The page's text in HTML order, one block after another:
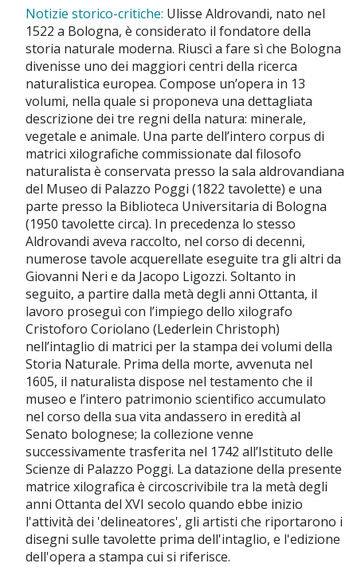
Notizie storico-critiche: Ulisse Aldrovandi, nato nel
1522 a Bologna, è considerato il fondatore della
storia naturale moderna. Riuscì a fare sì che Bologna
divenisse uno dei maggiori centri della ricerca
naturalistica europea. Compose un’opera in 13
volumi, nella quale si proponeva una dettagliata
descrizione dei tre regni della natura: minerale,
vegetale e animale. Una parte dell’intero corpus di
matrici xilografiche commissionate dal filosofo
naturalista è conservata presso la sala aldrovandiana
del Museo di Palazzo Poggi (1822 tavolette) e una
parte presso la Biblioteca Universitaria di Bologna
(1950 tavolette circa). In precedenza lo stesso
Aldrovandi aveva raccolto, nel corso di decenni,
numerose tavole acquerellate eseguite tra gli altri da
Giovanni Neri e da Jacopo Ligozzi. Soltanto in
seguito, a partire dalla metà degli anni Ottanta, il
lavoro proseguì con l’impiego dello xilografo
Cristoforo Coriolano (Lederlein Christoph)
nell’intaglio di matrici per la stampa dei volumi della
Storia Naturale. Prima della morte, avvenuta nel
1605, il naturalista dispose nel testamento che il
museo e l’intero patrimonio scientifico accumulato
nel corso della sua vita andassero in eredità al
Senato bolognese; la collezione venne
successivamente trasferita nel 1742 all’Istituto delle
Scienze di Palazzo Poggi. La datazione della presente
matrice xilografica è circoscrivibile tra la metà degli
anni Ottanta del XVI secolo quando ebbe inizio
l'attività dei 'delineatores', gli artisti che riportarono i
disegni sulle tavolette prima dell'intaglio, e l'edizione
dell'opera a stampa cui si riferisce.